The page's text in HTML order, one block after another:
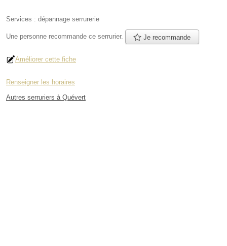
Services : dépannage serrurerie
Une personne recommande ce serrurier. Je recommande
Améliorer cette fiche
Renseigner les horaires
Autres serruriers à Quévert